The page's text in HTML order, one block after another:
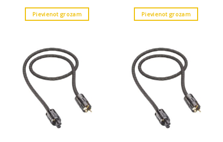
Pievienot grozam Pievienot grozam